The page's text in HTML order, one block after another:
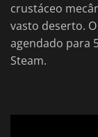
crustáceo
vasto deserto.
agendado para
Steam.